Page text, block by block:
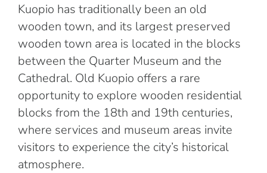
Kuopio has traditionally been an old
wooden town, and its largest preserved
wooden town area is located in the blocks
between the Quarter Museum and the
Cathedral. Old Kuopio offers a rare
opportunity to explore wooden residential
blocks from the 18th and 19th centuries,
where services and museum areas invite
visitors to experience the city’s historical
atmosphere.